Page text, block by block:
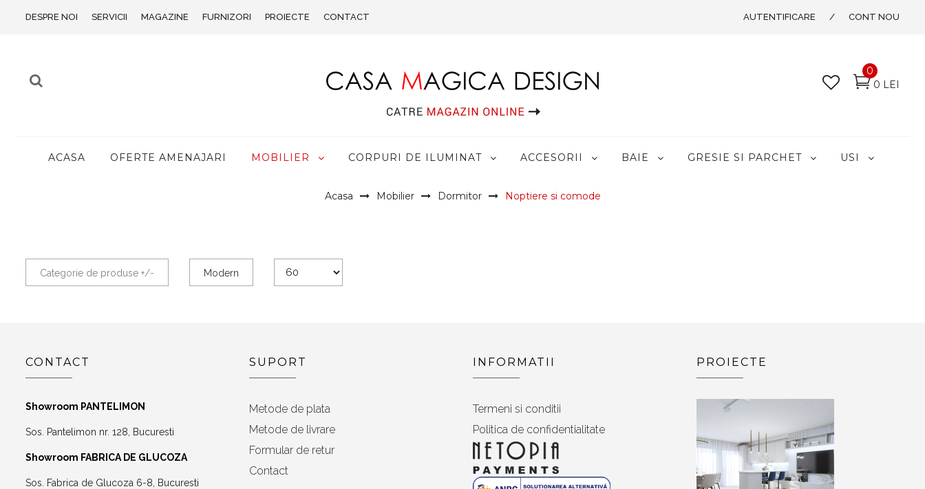
DESPRE NOI SERVICII MAGAZINE FURNIZORI PROIECTE CONTACT AUTENTIFICARE / CONT NOU
0
0 LEI
ACASA OFERTE AMENAJARI MOBILIER CORPURI DE ILUMINAT ACCESORII BAIE GRESIE SI PARCHET USI
Acasa Mobilier Dormitor Noptiere si comode
Categorie de produse +/- Modern
CONTACT
Showroom PANTELIMON
Sos. Pantelimon nr. 128, Bucuresti
Showroom FABRICA DE GLUCOZA
Sos. Fabrica de Glucoza 6-8, Bucuresti
SUPORT
Metode de plata
Metode de livrare
Formular de retur
Contact
INFORMATII
Termeni si conditii
Politica de confidentialitate
PROIECTE